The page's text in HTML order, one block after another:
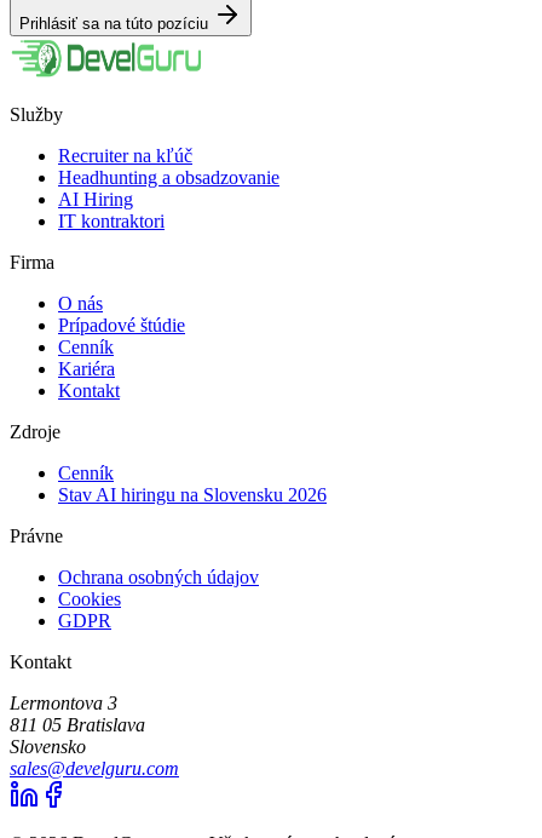
Prihlásiť sa na túto pozíciu
Služby
Recruiter na kľúč
Headhunting a obsadzovanie
AI Hiring
IT kontraktori
Firma
O nás
Prípadové štúdie
Cenník
Kariéra
Kontakt
Zdroje
Cenník
Stav AI hiringu na Slovensku 2026
Právne
Ochrana osobných údajov
Cookies
GDPR
Kontakt
Lermontova 3
811 05 Bratislava
Slovensko
sales@develguru.com